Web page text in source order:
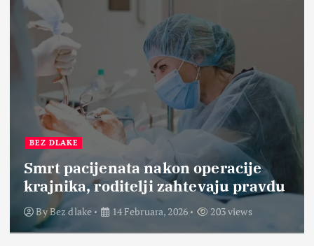
BEZ DLAKE
Smrt pacijenata nakon operacije
krajnika, roditelji zahtevaju pravdu
ByBez dlake 14 Februara, 2026 203 views